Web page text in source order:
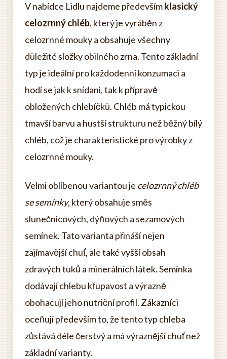
V nabídce Lidlu najdeme předevšímklasický
celozrnný chléb, který je vyráběn z
celozrnné mouky a obsahuje všechny
důležité složky obilného zrna. Tento základní
typ je ideální pro každodenní konzumaci a
hodí se jak k snídani, tak k přípravě
obložených chlebíčků. Chléb má typickou
tmavší barvu a hustší strukturu než běžný bílý
chléb, což je charakteristické pro výrobky z
celozrnné mouky.
Velmi oblíbenou variantou je celozrnný chléb
se semínky, který obsahuje směs
slunečnicových, dýňových a sezamových
semínek. Tato varianta přináší nejen
zajímavější chuť, ale také vyšší obsah
zdravých tuků a minerálních látek. Semínka
dodávají chlebu křupavost a výrazně
obohacují jeho nutriční profil. Zákazníci
oceňují především to, že tento typ chleba
zůstává déle čerstvý a má výraznější chuť než
základní varianty.